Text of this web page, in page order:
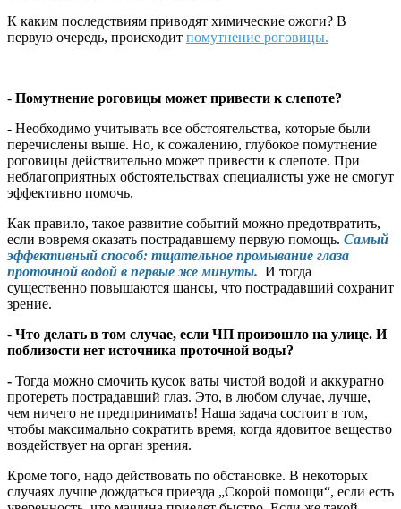
К каким последствиям приводят химические ожоги? В
первую очередь, происходит помутнение роговицы.
- Помутнение роговицы может привести к слепоте?
- Необходимо учитывать все обстоятельства, которые были
перечислены выше. Но, к сожалению, глубокое помутнение
роговицы действительно может привести к слепоте. При
неблагоприятных обстоятельствах специалисты уже не смогут
эффективно помочь.
Как правило, такое развитие событий можно предотвратить,
если вовремя оказать пострадавшему первую помощь. Самый
эффективный способ: тщательное промывание глаза
проточной водой в первые же минуты. И тогда
существенно повышаются шансы, что пострадавший сохранит
зрение.
- Что делать в том случае, если ЧП произошло на улице. И
поблизости нет источника проточной воды?
- Тогда можно смочить кусок ваты чистой водой и аккуратно
протереть пострадавший глаз. Это, в любом случае, лучше,
чем ничего не предпринимать! Наша задача состоит в том,
чтобы максимально сократить время, когда ядовитое вещество
воздействует на орган зрения.
Кроме того, надо действовать по обстановке. В некоторых
случаях лучше дождаться приезда „Скорой помощи“, если есть